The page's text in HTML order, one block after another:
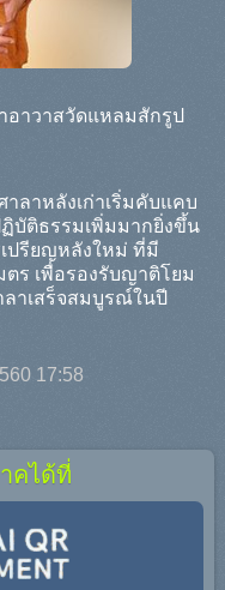
อาวาสวัดแหลมสักรูป
าหลังเก่าเริ่มคับแคบ
บัติธรรมเพิ่มมากยิ่งขึ้น
ปรียญหลังใหม่ ที่มี
ตร เพื่อรองรับญาติโยม
าเสร็จสมบูรณ์ในปี
17:58
คได้ที่